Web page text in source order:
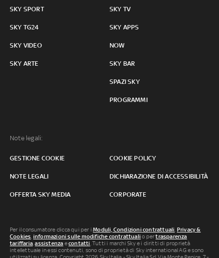
SKY SPORT
SKY TG24
SKY VIDEO
SKY ARTE
SKY TV
SKY APPS
NOW
SKY BAR
SPAZI SKY
PROGRAMMI
Note legali:
GESTIONE COOKIE COOKIE POLICY
NOTE LEGALI DICHIARAZIONE DI ACCESSIBILITÀ
OFFERTA SKY MEDIA CORPORATE
Per il consumatore clicca qui per iModuli, Condizioni contrattuali, Privacy &
Cookies, informazioni sulle modifiche contrattuali o pertrasparenza
tariffaria,assistenza econtatti. Tutti i marchi Sky e i diritti di proprietà
intellettuale in essi contenuti, sono di proprietà di Sky international AG e sono